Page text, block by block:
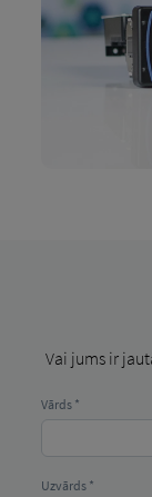
Vai jums ir